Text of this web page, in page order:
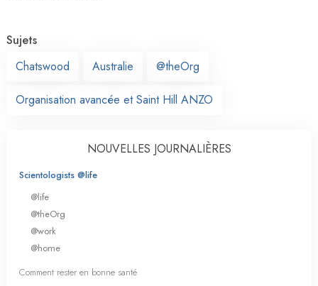
Sujets
Chatswood
Australie @theOrg
Organisation avancée et Saint Hill ANZO
NOUVELLES JOURNALIÈRES
Scientologists @life
@life
@theOrg
@work
@home
Comment rester en bonne santé